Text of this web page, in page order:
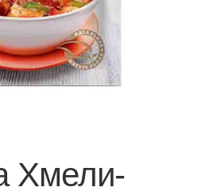
Хмели-